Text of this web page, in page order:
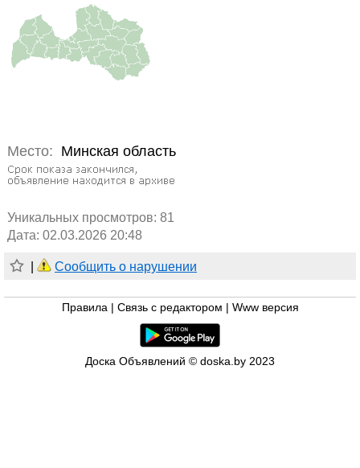
Место: Минская область
Уникальных просмотров: 81
Дата: 02.03.2026 20:48
Сообщить о нарушении
Правила Связь с редактором Www версия
Доска Объявлений © doska.by 2023